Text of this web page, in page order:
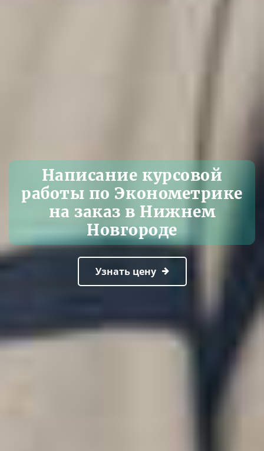
Написание курсовой
работы по Эконометрике
на заказ в Нижнем
Новгороде
Узнать цену